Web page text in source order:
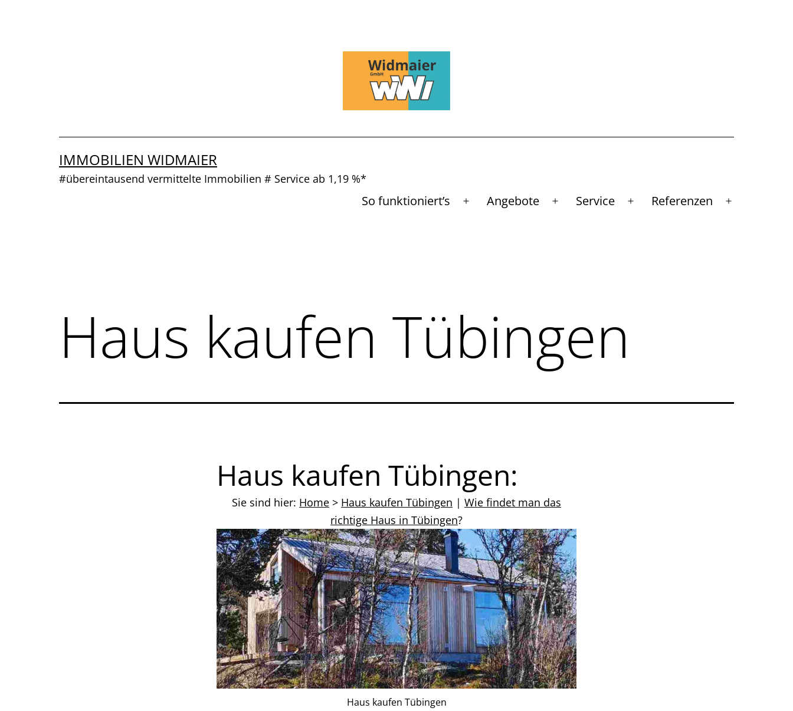
IMMOBILIEN WIDMAIER
#übereintausend vermittelte Immobilien # Service ab 1,19 %*
So funktioniert’s
MenüAngebote
MenüService
MenüReferenzen
Menü
Haus kaufen Tübingen
Haus kaufen Tübingen:
Sie sind hier: Home > Haus kaufen Tübingen | Wie findet man das
richtige Haus in Tübingen?
Haus kaufen Tübingen